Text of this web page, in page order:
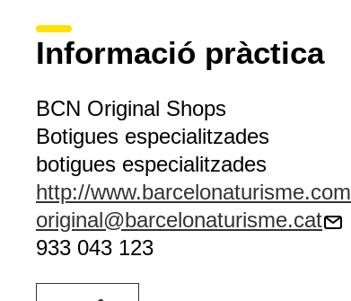
Informació pràctica
BCN Original Shops
Botigues especialitzades
botigues especialitzades
http://www.barcelonaturisme.com
original@barcelonaturisme.cat
933 043 123